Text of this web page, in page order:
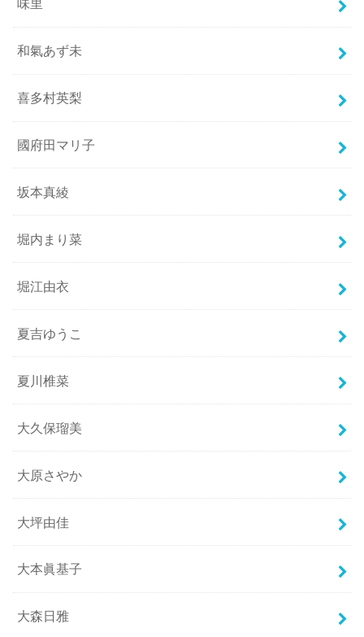
味里
和氣あず未
喜多村英梨
國府田マリ子
坂本真綾
堀内まり菜
堀江由衣
夏吉ゆうこ
夏川椎菜
大久保瑠美
大原さやか
大坪由佳
大本眞基子
大森日雅